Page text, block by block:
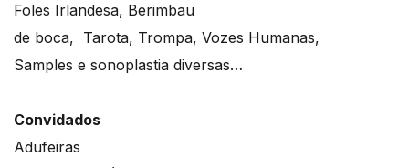
Foles Irlandesa, Berimbau
de boca, Tarota, Trompa, Vozes Humanas,
Samples e sonoplastia diversas…
Convidados
Adufeiras